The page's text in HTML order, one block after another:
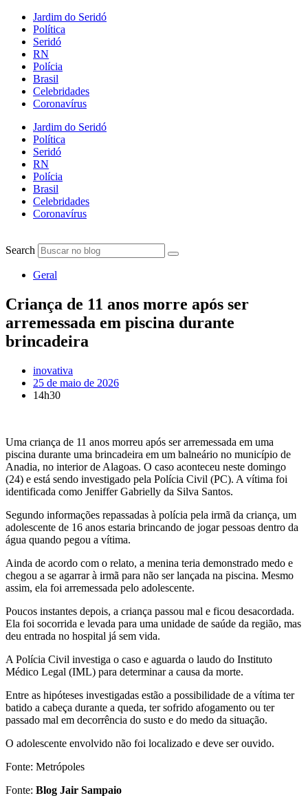
Jardim do Seridó
Política
Seridó
RN
Polícia
Brasil
Celebridades
Coronavírus
Jardim do Seridó
Política
Seridó
RN
Polícia
Brasil
Celebridades
Coronavírus
Search
Geral
Criança de 11 anos morre após ser
arremessada em piscina durante
brincadeira
inovativa
25 de maio de 2026
14h30
Uma criança de 11 anos morreu após ser arremessada em uma
piscina durante uma brincadeira em um balneário no município de
Anadia, no interior de Alagoas. O caso aconteceu neste domingo
(24) e está sendo investigado pela Polícia Civil (PC). A vítima foi
identificada como Jeniffer Gabrielly da Silva Santos.
Segundo informações repassadas à polícia pela irmã da criança, um
adolescente de 16 anos estaria brincando de jogar pessoas dentro da
água quando pegou a vítima.
Ainda de acordo com o relato, a menina teria demonstrado medo e
chegou a se agarrar à irmã para não ser lançada na piscina. Mesmo
assim, ela foi arremessada pelo adolescente.
Poucos instantes depois, a criança passou mal e ficou desacordada.
Ela foi socorrida e levada para uma unidade de saúde da região, mas
deu entrada no hospital já sem vida.
A Polícia Civil investiga o caso e aguarda o laudo do Instituto
Médico Legal (IML) para determinar a causa da morte.
Entre as hipóteses investigadas estão a possibilidade de a vítima ter
batido a cabeça durante a queda, ter sofrido afogamento ou ter
passado mal em decorrência do susto e do medo da situação.
O adolescente envolvido não foi localizado e deve ser ouvido.
Fonte: Metrópoles
Fonte: Blog Jair Sampaio